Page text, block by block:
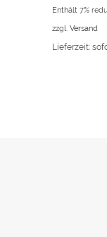
Enthält 7%
zzgl. Versand
Lieferzeit: